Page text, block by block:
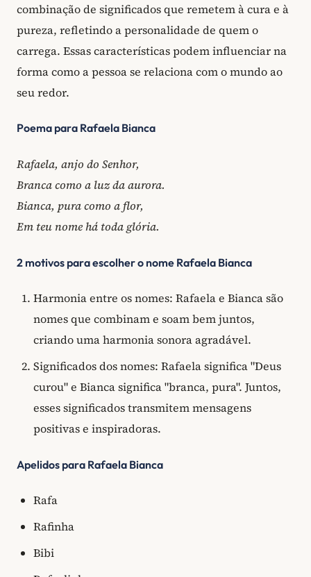
combinação de significados que remetem à cura e à
pureza, refletindo a personalidade de quem o
carrega. Essas características podem influenciar na
forma como a pessoa se relaciona com o mundo ao
seu redor.
Poema para Rafaela Bianca
Rafaela, anjo do Senhor,
Branca como a luz da aurora.
Bianca, pura como a flor,
Em teu nome há toda glória.
2 motivos para escolher o nome Rafaela Bianca
Harmonia entre os nomes: Rafaela e Bianca são
nomes que combinam e soam bem juntos,
criando uma harmonia sonora agradável.
Significados dos nomes: Rafaela significa "Deus
curou" e Bianca significa "branca, pura". Juntos,
esses significados transmitem mensagens
positivas e inspiradoras.
Apelidos para Rafaela Bianca
Rafa
Rafinha
Bibi